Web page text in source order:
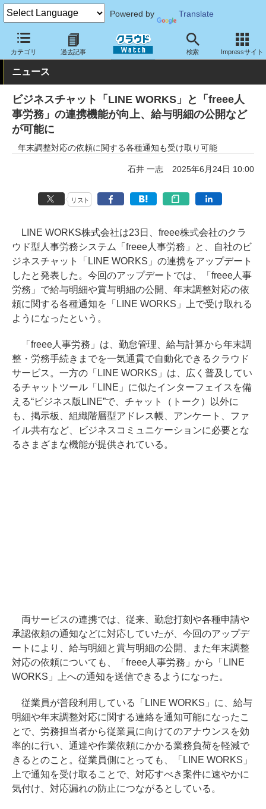
Powered by Translate
カテゴリ 過去記事 検索 Impressサイト
クラウド Watch トピック 協業・提携 国内
ニュース
ビジネスチャット「LINE WORKS」と「freee人
事労務」の連携機能が向上、給与明細の公開など
が可能に
年末調整対応の依頼に関する各種通知も受け取り可能
石井 一志 2025年6月24日 10:00
リスト
LINE WORKS株式会社は23日、freee株式会社のクラ
ウド型人事労務システム「freee人事労務」と、自社のビ
ジネスチャット「LINE WORKS」の連携をアップデート
したと発表した。今回のアップデートでは、「freee人事
労務」で給与明細や賞与明細の公開、年末調整対応の依
頼に関する各種通知を「LINE WORKS」上で受け取れる
ようになったという。
「freee人事労務」は、勤怠管理、給与計算から年末調
整・労務手続きまでを一気通貫で自動化できるクラウド
サービス。一方の「LINE WORKS」は、広く普及してい
るチャットツール「LINE」に似たインターフェイスを備
える“ビジネス版LINE”で、チャット（トーク）以外に
も、掲示板、組織階層型アドレス帳、アンケート、ファ
イル共有など、ビジネスコミュニケーションに必要とな
るさまざまな機能が提供されている。
両サービスの連携では、従来、勤怠打刻や各種申請や
承認依頼の通知などに対応していたが、今回のアップデ
ートにより、給与明細と賞与明細の公開、また年末調整
対応の依頼についても、「freee人事労務」から「LINE
WORKS」上への通知を送信できるようになった。
従業員が普段利用している「LINE WORKS」に、給与
明細や年末調整対応に関する連絡を通知可能になったこ
とで、労務担当者から従業員に向けてのアナウンスを効
率的に行い、通達や作業依頼にかかる業務負荷を軽減で
きるとのこと。従業員側にとっても、「LINE WORKS」
上で通知を受け取ることで、対応すべき案件に速やかに
気付け、対応漏れの防止につながるとしている。